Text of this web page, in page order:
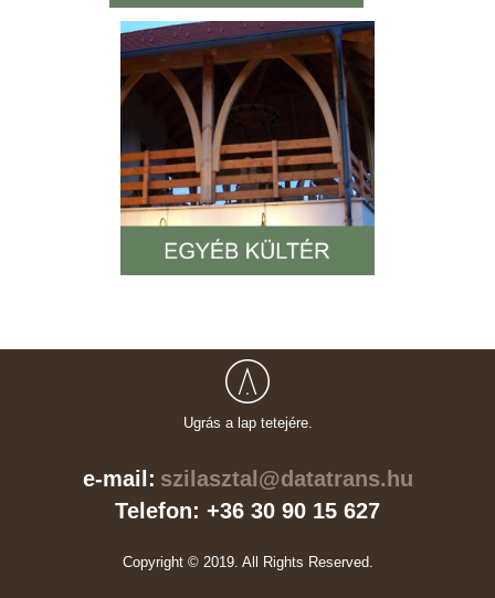
Ugrás a lap tetejére.
e-mail: szilasztal@datatrans.hu
Telefon: +36 30 90 15 627
Copyright © 2019. All Rights Reserved.